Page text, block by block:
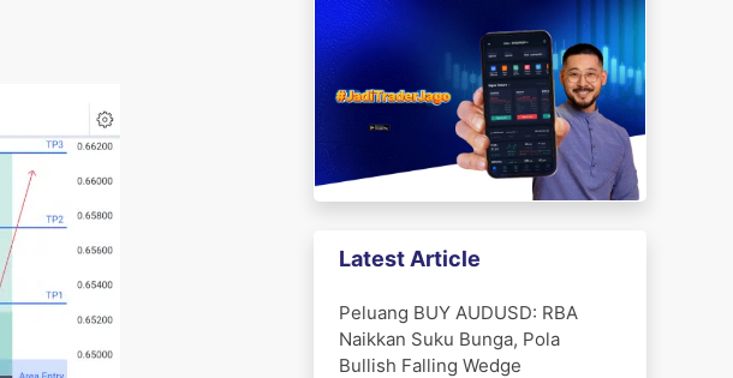
Latest Article
Peluang BUY AUDUSD: RBA
Naikkan Suku Bunga, Pola
Bullish Falling Wedge